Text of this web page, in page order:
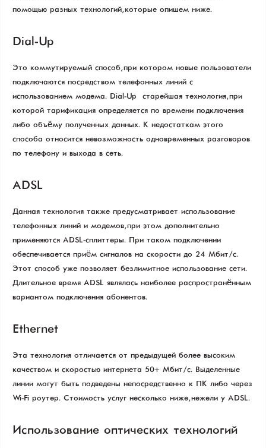
помощью разных технологий, которые опишем ниже.
Dial-Up
Это коммутируемый способ, при котором новые пользователи
подключаются посредством телефонных линий с
использованием модема. Dial-Up – старейшая технология, при
которой тарификация определяется по времени подключения
либо объёму полученных данных. К недостаткам этого
способа относится невозможность одновременных разговоров
по телефону и выхода в сеть.
ADSL
Данная технология также предусматривает использование
телефонных линий и модемов, при этом дополнительно
применяются ADSL-сплиттеры. При таком подключении
обеспечивается приём сигналов на скорости до 24 Мбит/с.
Этот способ уже позволяет безлимитное использование сети.
Длительное время ADSL являлась наиболее распространённым
вариантом подключения абонентов.
Ethernet
Эта технология отличается от предыдущей более высоким
качеством и скоростью интернета 50+ Мбит/с. Выделенные
линии могут быть подведены непосредственно к ПК либо через
Wi-Fi роутер. Стоимость услуг несколько ниже, нежели у ADSL.
Использование оптических технологий